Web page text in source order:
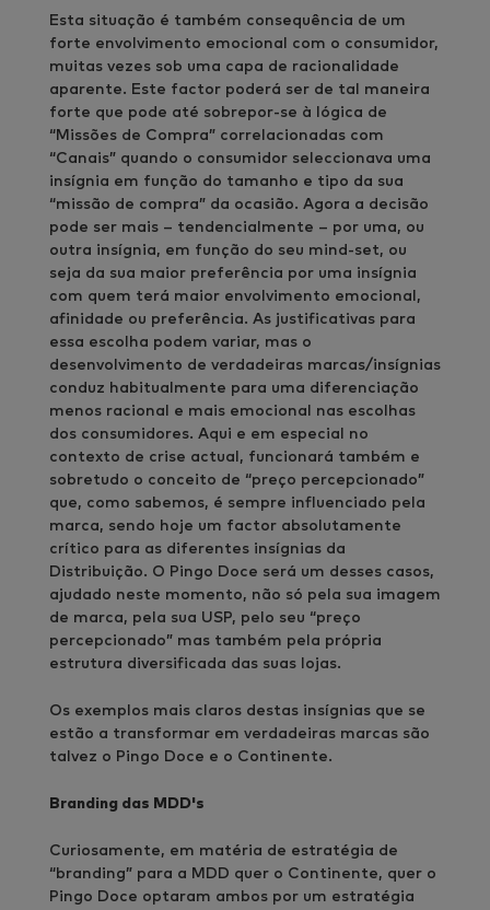
Esta situação é também consequência de um
forte envolvimento emocional com o consumidor,
muitas vezes sob uma capa de racionalidade
aparente. Este factor poderá ser de tal maneira
forte que pode até sobrepor-se à lógica de
“Missões de Compra” correlacionadas com
“Canais” quando o consumidor seleccionava uma
insígnia em função do tamanho e tipo da sua
“missão de compra” da ocasião. Agora a decisão
pode ser mais – tendencialmente – por uma, ou
outra insígnia, em função do seu mind-set, ou
seja da sua maior preferência por uma insígnia
com quem terá maior envolvimento emocional,
afinidade ou preferência. As justificativas para
essa escolha podem variar, mas o
desenvolvimento de verdadeiras marcas/insígnias
conduz habitualmente para uma diferenciação
menos racional e mais emocional nas escolhas
dos consumidores. Aqui e em especial no
contexto de crise actual, funcionará também e
sobretudo o conceito de “preço percepcionado”
que, como sabemos, é sempre influenciado pela
marca, sendo hoje um factor absolutamente
crítico para as diferentes insígnias da
Distribuição. O Pingo Doce será um desses casos,
ajudado neste momento, não só pela sua imagem
de marca, pela sua USP, pelo seu “preço
percepcionado” mas também pela própria
estrutura diversificada das suas lojas.
Os exemplos mais claros destas insígnias que se
estão a transformar em verdadeiras marcas são
talvez o Pingo Doce e o Continente.
Branding das MDD's
Curiosamente, em matéria de estratégia de
“branding” para a MDD quer o Continente, quer o
Pingo Doce optaram ambos por um estratégia